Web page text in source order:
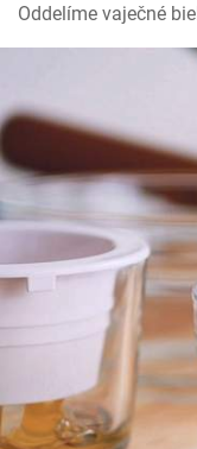
Oddelíme vaječné